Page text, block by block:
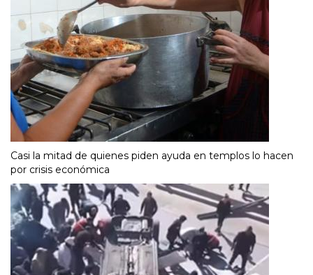
Casi la mitad de quienes piden ayuda en templos lo hacen
por crisis económica